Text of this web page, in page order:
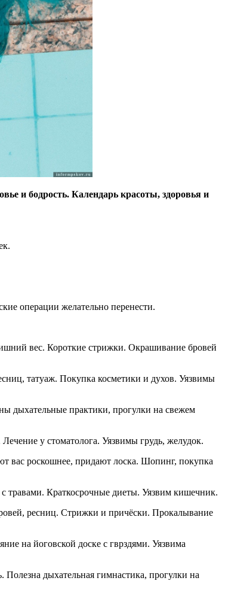
и бодрость. Календарь красоты, здоровья и
операции желательно перенести.
вес. Короткие стрижки. Окрашивание бровей
татуаж. Покупка косметики и духов. Уязвимы
дыхательные практики, прогулки на свежем
у стоматолога. Уязвимы грудь, желудок.
вас роскошнее, придают лоска. Шопинг, покупка
травами. Краткосрочные диеты. Уязвим кишечник.
ресниц. Стрижки и причёски. Прокалывание
на йоговской доске с гврздями. Уязвима
дыхательная гимнастика, прогулки на